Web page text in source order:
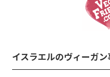
イスラエルのヴィーガ